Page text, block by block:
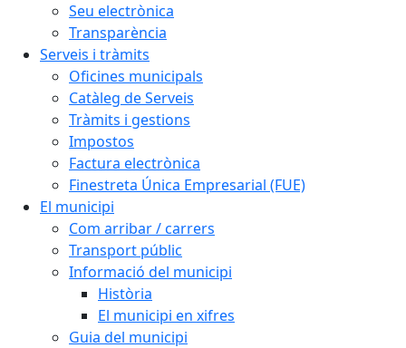
Seu electrònica
Transparència
Serveis i tràmits
Oficines municipals
Catàleg de Serveis
Tràmits i gestions
Impostos
Factura electrònica
Finestreta Única Empresarial (FUE)
El municipi
Com arribar / carrers
Transport públic
Informació del municipi
Història
El municipi en xifres
Guia del municipi